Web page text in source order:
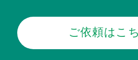
ご依頼はこ